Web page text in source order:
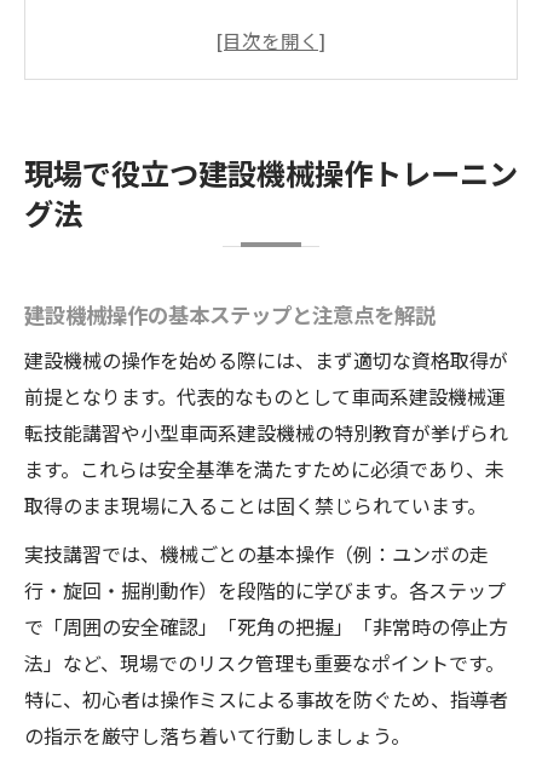
効率的に建設機械スキルを磨く自主トレ方
建設機械の資格取得に向けた具体的対策法
ユンボ練習アプリを活用した効率的学習術
活用法
ユンボ練習アプリで操作スキルを効率的に
建設機械の基礎をユンボ練習ゲームで身に
つける方法
ユンボ練習アプリ導入で現場実践力を強化
建設機械学習に役立つ最新ユンボ練習アプ
リ事情
実践力を鍛える建設機械の練習環境選び
建設機械練習に最適な重機練習場の選び方
現場感覚を鍛える建設機械練習場の活用ポ
現場で役立つ建設機械操作トレーニン
グ法
建設機械操作の基本ステップと注意点を解説
建設機械の操作を始める際には、まず適切な資格取得が
前提となります。代表的なものとして車両系建設機械運
転技能講習や小型車両系建設機械の特別教育が挙げられ
ます。これらは安全基準を満たすために必須であり、未
取得のまま現場に入ることは固く禁じられています。
実技講習では、機械ごとの基本操作（例：ユンボの走
行・旋回・掘削動作）を段階的に学びます。各ステップ
で「周囲の安全確認」「死角の把握」「非常時の停止方
法」など、現場でのリスク管理も重要なポイントです。
特に、初心者は操作ミスによる事故を防ぐため、指導者
の指示を厳守し落ち着いて行動しましょう。